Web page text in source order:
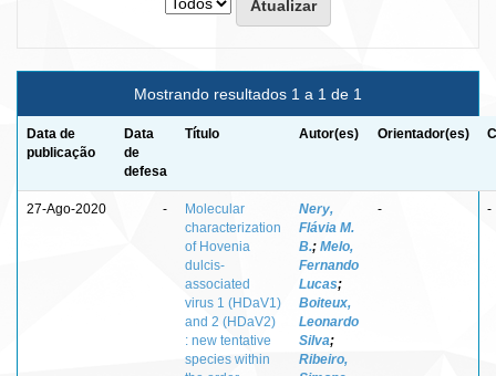
Mostrando resultados 1 a 1 de 1
Data de
publicação
Data
de
defesa
Título Autor(es) Orientador(es)
27-Ago-2020 -
Molecular
characterization
of Hovenia
dulcis-
associated
virus 1 (HDaV1)
and 2 (HDaV2)
: new tentative
species within
Nery,
Flávia M.
B.; Melo,
Fernando
Lucas;
Boiteux,
Leonardo
Silva;
Ribeiro,
- -